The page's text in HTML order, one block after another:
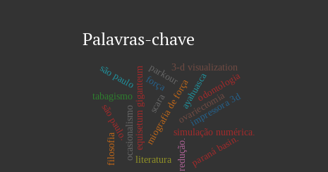
Palavras-chave
impressora 3d
scara
simulação numérica.
equisetum giganteum ovariectomia
miografia de forçaayahuasca
tabagismo
redução.
ocasionalismo
força odontologia
3-d visualization
paraná basin.
parkour
são paulo.
literatura
filosofia
são paulo